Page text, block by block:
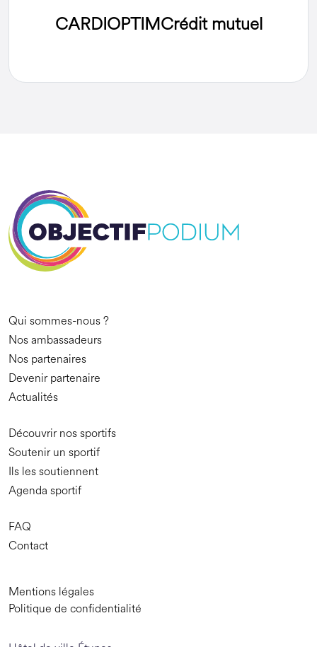
CARDIOPTIMCrédit mutuel
Qui sommes-nous ?
Nos ambassadeurs
Nos partenaires
Devenir partenaire
Actualités
Découvrir nos sportifs
Soutenir un sportif
Ils les soutiennent
Agenda sportif
FAQ
Contact
Mentions légales
Politique de confidentialité